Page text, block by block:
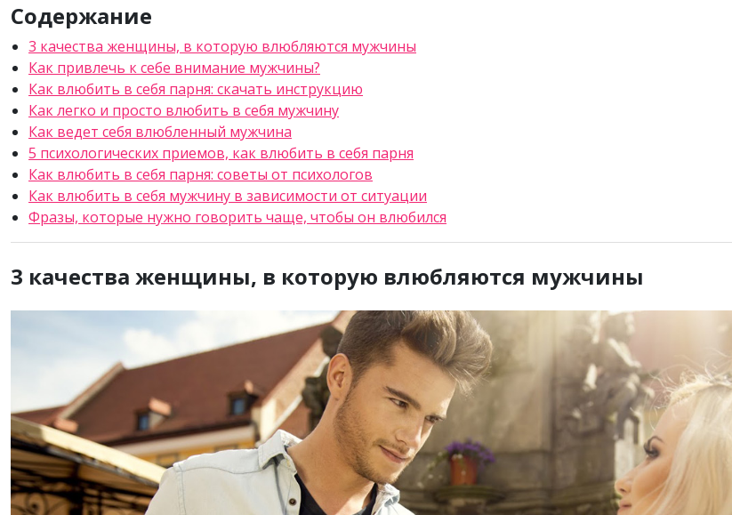
Содержание
3 качества женщины, в которую влюбляются мужчины
Как привлечь к себе внимание мужчины?
Как влюбить в себя парня: скачать инструкцию
Как легко и просто влюбить в себя мужчину
Как ведет себя влюбленный мужчина
5 психологических приемов, как влюбить в себя парня
Как влюбить в себя парня: советы от психологов
Как влюбить в себя мужчину в зависимости от ситуации
Фразы, которые нужно говорить чаще, чтобы он влюбился
3 качества женщины, в которую влюбляются мужчины